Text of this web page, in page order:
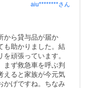
aiu********さん
から貸与品が届か
も助かりました。結
頑張っています。
まず救急車を呼ぶ判
えると家族が今元気
かげですね。ちなみ